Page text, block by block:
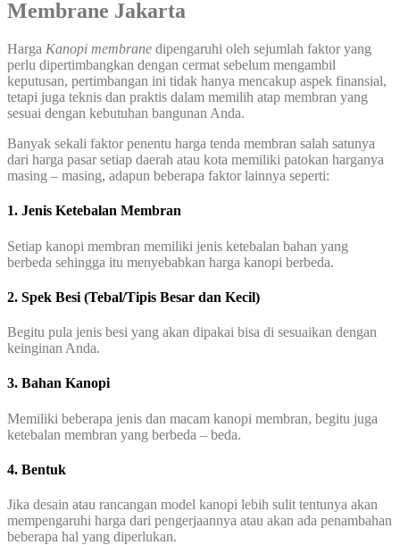
Membrane Jakarta
Harga Kanopi membrane dipengaruhi oleh sejumlah faktor yang
perlu dipertimbangkan dengan cermat sebelum mengambil
keputusan, pertimbangan ini tidak hanya mencakup aspek finansial,
tetapi juga teknis dan praktis dalam memilih atap membran yang
sesuai dengan kebutuhan bangunan Anda.
Banyak sekali faktor penentu harga tenda membran salah satunya
dari harga pasar setiap daerah atau kota memiliki patokan harganya
masing – masing, adapun beberapa faktor lainnya seperti:
1. Jenis Ketebalan Membran
Setiap kanopi membran memiliki jenis ketebalan bahan yang
berbeda sehingga itu menyebabkan harga kanopi berbeda.
2. Spek Besi (Tebal/Tipis Besar dan Kecil)
Begitu pula jenis besi yang akan dipakai bisa di sesuaikan dengan
keinginan Anda.
3. Bahan Kanopi
Memiliki beberapa jenis dan macam kanopi membran, begitu juga
ketebalan membran yang berbeda – beda.
4. Bentuk
Jika desain atau rancangan model kanopi lebih sulit tentunya akan
mempengaruhi harga dari pengerjaannya atau akan ada penambahan
beberapa hal yang diperlukan.